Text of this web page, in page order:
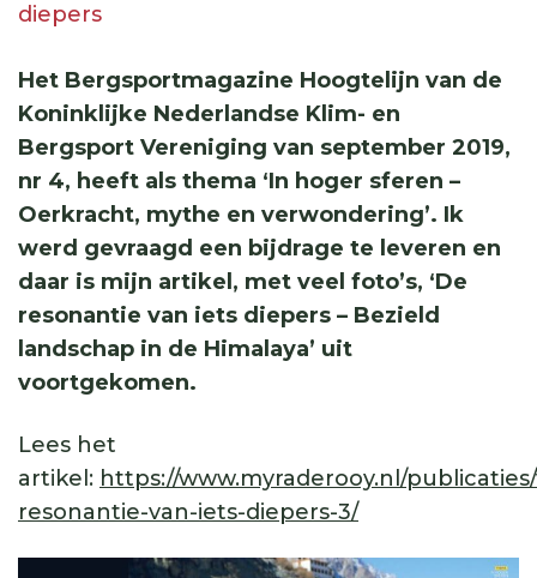
diepers
Het Bergsportmagazine Hoogtelijn van de
Koninklijke Nederlandse Klim- en
Bergsport Vereniging van september 2019,
nr 4, heeft als thema ‘In hoger sferen –
Oerkracht, mythe en verwondering’. Ik
werd gevraagd een bijdrage te leveren en
daar is mijn artikel, met veel foto’s, ‘De
resonantie van iets diepers – Bezield
landschap in de Himalaya’ uit
voortgekomen.
Lees het
artikel: https://www.myraderooy.nl/
resonantie-van-iets-diepers-3/